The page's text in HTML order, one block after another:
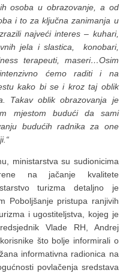
osoba u obrazovanje, a od
i to za ključna zanimanja u
najveći interes – kuhari,
jela i slastica, konobari,
terapeuti, maseri…Osim
ćemo raditi i na
kako bi se i kroz taj oblik
Takav oblik obrazovanja je
mjestom budući da sami
budućih radnika za one
ministarstva su sudionicima
na jačanje kvalitete
turizma detaljno je
Poboljšanje pristupa ranjivih
i ugostiteljstva, kojeg je
Vlade RH, Andrej
što bolje informirali o
informativna radionica na
povlačenja sredstava